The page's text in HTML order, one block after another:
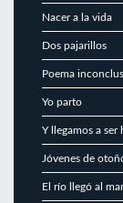
Nacer a la vida
Dos pajarillos
Poema
Yo parto
Y llegamos a ser
Jóvenes de
El río llegó al mar